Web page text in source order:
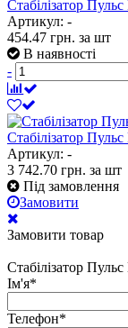
Стабілізатор
Артикул: -
454.47 грн. за шт
В наявності
-
Стабілізатор
Артикул: -
3 742.70 грн. за шт
Під замовлення
Замовити
Замовити товар
Стабілізатор
Ім'я*
Телефон*